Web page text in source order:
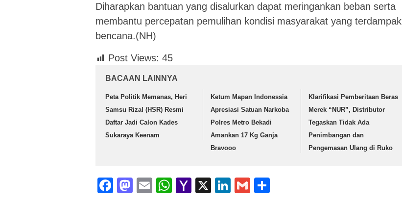
Diharapkan bantuan yang disalurkan dapat meringankan beban serta
membantu percepatan pemulihan kondisi masyarakat yang terdampak
bencana.(NH)
Post Views: 45
BACAAN LAINNYA
Peta Politik Memanas, Heri
Samsu Rizal (HSR) Resmi
Daftar Jadi Calon Kades
Sukaraya Keenam
Ketum Mapan Indonessia
Apresiasi Satuan Narkoba
Polres Metro Bekadi
Amankan 17 Kg Ganja
Bravooo
Klarifikasi Pemberitaan Beras
Merek “NUR”, Distributor
Tegaskan Tidak Ada
Penimbangan dan
Pengemasan Ulang di Ruko
Facebook
Mastodon
EmailWhatsApp
Yahoo
X LinkedIn
Gmail